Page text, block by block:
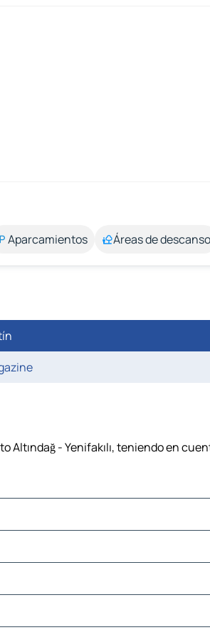
Aparcamientos Áreas de descanso
Altındağ - Yenifakılı, teniendo en